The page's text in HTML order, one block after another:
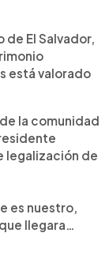
de El Salvador,
está valorado
la comunidad
legalización de
es nuestro,
llegara…